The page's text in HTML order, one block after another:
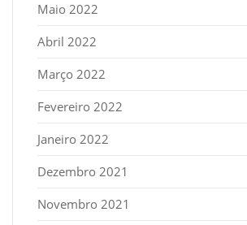
Maio 2022
Abril 2022
Março 2022
Fevereiro 2022
Janeiro 2022
Dezembro 2021
Novembro 2021